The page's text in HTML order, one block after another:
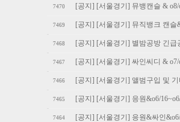
7470 [공지] [서울경기] 뮤뱅캔슬 & o8/
7469 [공지] [서울경기] 뮤직뱅크 캔슬
7468 [공지] [서울경기] 별밤공방 긴급
7467 [공지] [서울경기] 싸인씨디 & o7/
7466 [공지] [서울경기] 앨범구입 및
7465 [공지] [서울경기] 응원&o6/
7464 [공지] [서울경기] 응원&싸인